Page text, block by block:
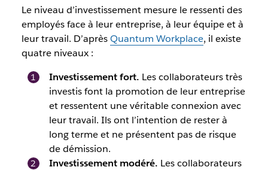
Le niveau d’investissement mesure le ressenti des
employés face à leur entreprise, à leur équipe et à
leur travail. D’aprèsQuantum Workplace, il existe
quatre niveaux :
Investissement fort. Les collaborateurs très
investis font la promotion de leur entreprise
et ressentent une véritable connexion avec
leur travail. Ils ont l’intention de rester à
long terme et ne présentent pas de risque
de démission.
Investissement modéré. Les collaborateurs